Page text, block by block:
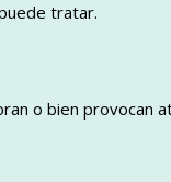
tratar.
o bien provocan